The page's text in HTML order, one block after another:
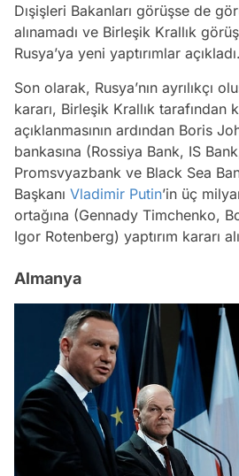
Dışişleri Bakanları görüşse de
alınamadı ve Birleşik Krallık
Rusya’ya yeni yaptırımlar açıkladı.
Son olarak, Rusya’nın ayrılıkçı
kararı, Birleşik Krallık tarafından
açıklanmasının ardından Boris
bankasına (Rossiya Bank, IS
Promsvyazbank ve Black Sea
Başkanı Vladimir Putin’in üç
ortağına (Gennady Timchenko,
Igor Rotenberg) yaptırım kararı
Almanya